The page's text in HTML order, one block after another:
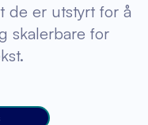
de er utstyrt for å
skalerbare for